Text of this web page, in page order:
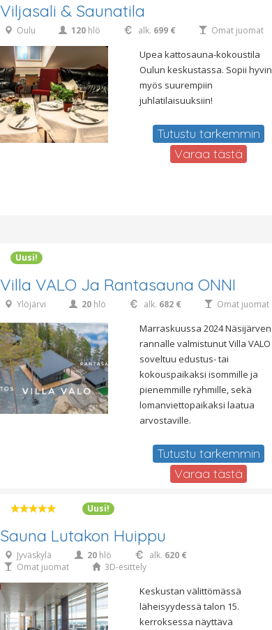
Viljasali & Saunatila
Oulu 120 hlö alk. 699 € Omat juomat
Upea kattosauna-kokoustila
Oulun keskustassa. Sopii hyvin
myös suurempiin
juhlatilaisuuksiin!
Tutustu tarkemmin
Varaa tästä
Uusi!
Villa VALO Ja Rantasauna ONNI
Ylöjärvi 20 hlö alk. 682 € Omat juomat
Marraskuussa 2024 Näsijärven
rannalle valmistunut Villa VALO
soveltuu edustus- tai
kokouspaikaksi isommille ja
pienemmille ryhmille, sekä
lomanviettopaikaksi laatua
arvostaville.
Tutustu tarkemmin
Varaa tästä
Uusi!
Sauna Lutakon Huippu
Jyväskylä 20 hlö alk. 620 €
Omat juomat
3D-esittely
Keskustan välittömässä
läheisyydessä talon 15.
kerroksessa näyttävä